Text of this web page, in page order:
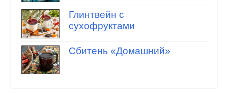
Глинтвейн с
сухофруктами
Сбитень «Домашний»